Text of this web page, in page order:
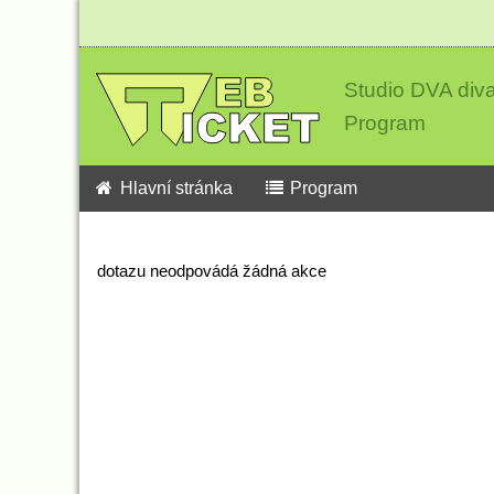
Studio DVA
Program
Hlavní stránka Program
dotazu neodpovádá žádná akce